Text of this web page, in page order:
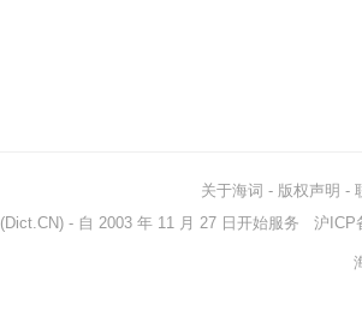
关于海词 - 版权声明 -
(Dict.CN) - 自 2003 年 11 月 27 日开始服务 沪ICP